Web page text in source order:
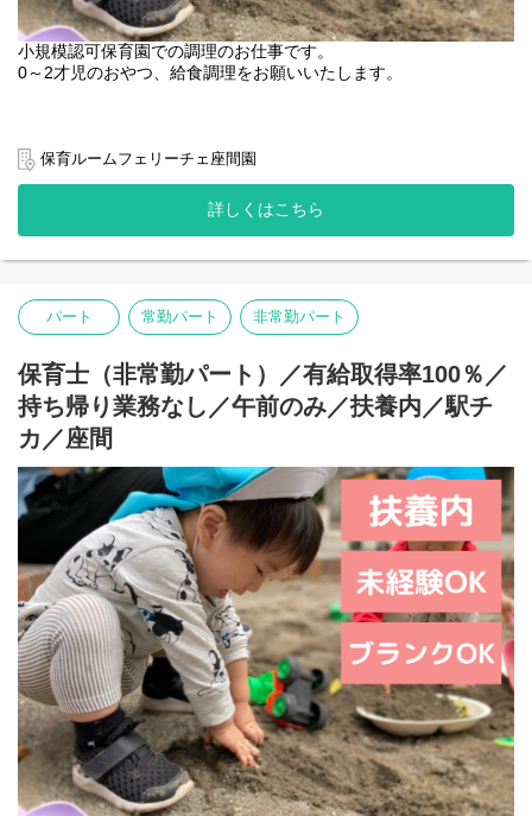
小規模認可保育園での調理のお仕事です。
0～2才児のおやつ、給食調理をお願いいたします。
保育ルームフェリーチェ座間園
詳しくはこちら
パート 常勤パート 非常勤パート
保育士（非常勤パート）／有給取得率100％／
持ち帰り業務なし／午前のみ／扶養内／駅チ
カ／座間